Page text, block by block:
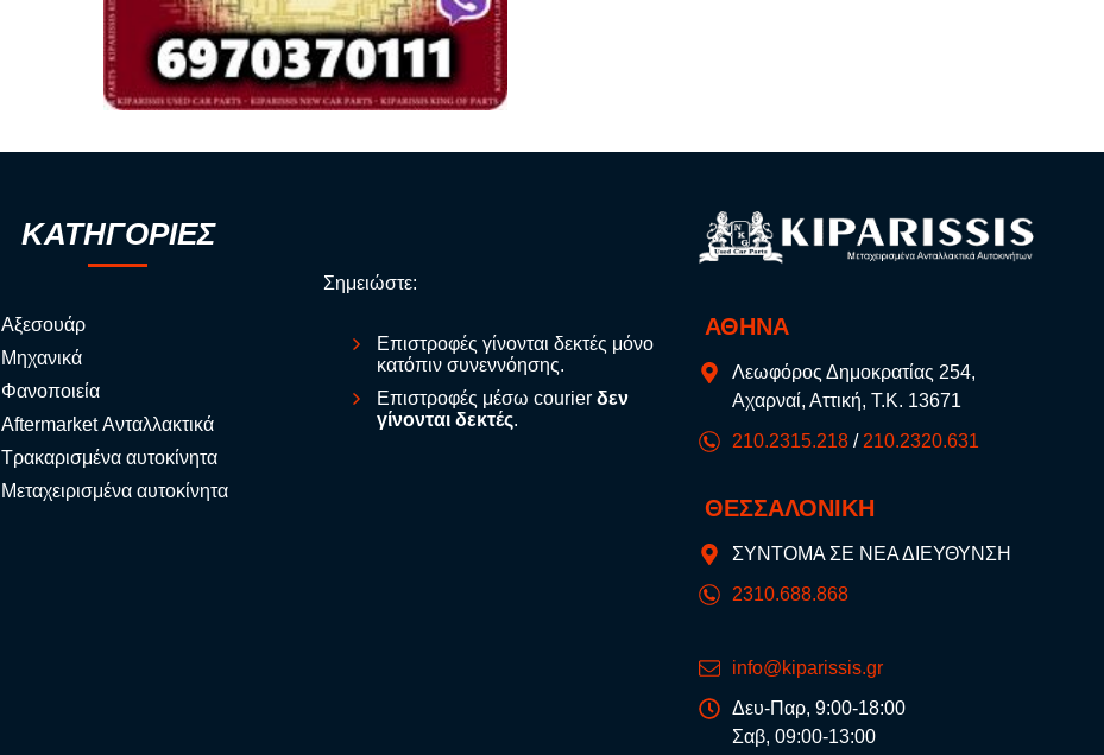
ΚΑΤΗΓΟΡΙΕΣ
Αξεσουάρ
Μηχανικά
Φανοποιεία
Aftermarket Ανταλλακτικά
Τρακαρισμένα αυτοκίνητα
Μεταχειρισμένα αυτοκίνητα
Σημειώστε:
Επιστροφές γίνονται δεκτές μόνο
κατόπιν συνεννόησης.
Επιστροφές μέσω courier δεν
γίνονται δεκτές.
ΑΘΗΝΑ
Λεωφόρος Δημοκρατίας 254,
Αχαρναί, Αττική, Τ.Κ. 13671
210.2315.218 / 210.2320.631
ΘΕΣΣΑΛΟΝΙΚΗ
ΣΥΝΤΟΜΑ ΣΕ ΝΕΑ ΔΙΕΥΘΥΝΣΗ
2310.688.868
info@kiparissis.gr
Δευ-Παρ, 9:00-18:00
Σαβ, 09:00-13:00